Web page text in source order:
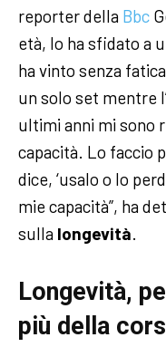
reporter della Bbc
età, lo ha sfidato a
ha vinto senza
un solo set mentre
ultimi anni mi sono
capacità. Lo faccio
dice, ‘usalo o lo
mie capacità”, ha
sulla longevità
Longevità,
più della